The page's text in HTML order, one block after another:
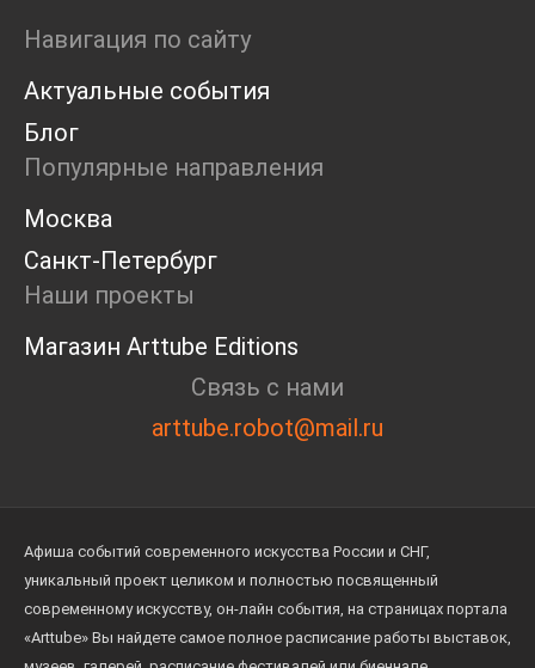
Ярмарка
Open call
Экскурсия
Дискуссия
Cosmoscow 2024
Blazar 2024
Встречи
Круглый стол
Навигация по сайту
Актуальные события
Блог
Популярные направления
Москва
Санкт-Петербург
Наши проекты
Магазин Arttube Editions
Связь с нами
arttube.robot@mail.ru
Афиша событий современного искусства России и СНГ,
уникальный проект целиком и полностью посвященный
современному искусству, он-лайн события, на страницах портала
«Arttube» Вы найдете самое полное расписание работы выставок,